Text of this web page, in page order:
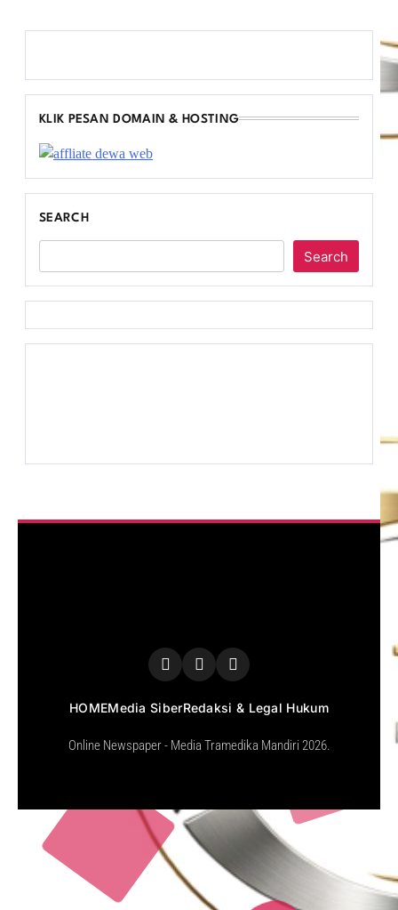
KLIK PESAN DOMAIN & HOSTING
SEARCH
Search
HOMEMedia SiberRedaksi & Legal Hukum
Online Newspaper - Media Tramedika Mandiri 2026.